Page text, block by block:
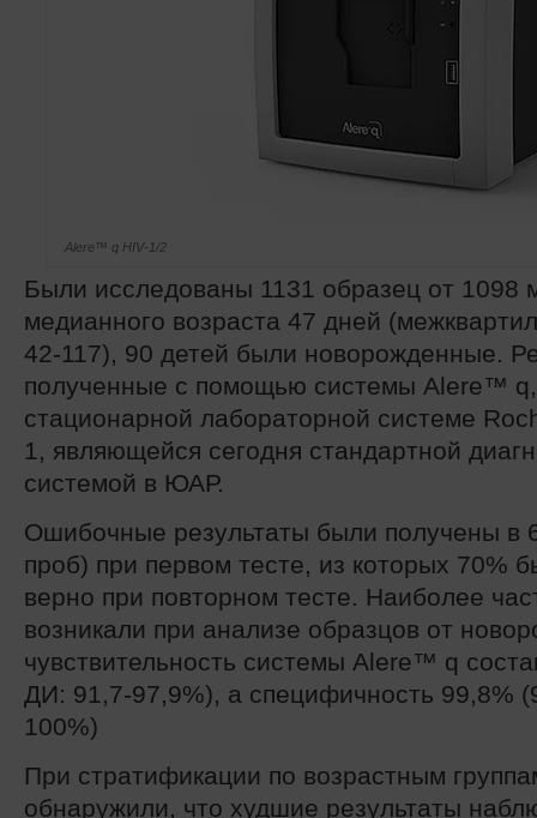
Alere™ q HIV-1/2
Были исследованы 1131 образец от 1098
медианного возраста 47 дней
42-117), 90 детей были новорожденные.
полученные с помощью системы Alere™ q,
стационарной лабораторной системе
1, являющейся сегодня стандартной
системой в ЮАР.
Ошибочные результаты были получены в
проб) при первом тесте, из которых 70%
верно при повторном тесте. Наиболее
возникали при анализе образцов от
чувствительность системы Alere™ q
ДИ: 91,7-97,9%), а специфичность 99,8%
100%)
При стратификации по возрастным
обнаружили, что худшие результаты